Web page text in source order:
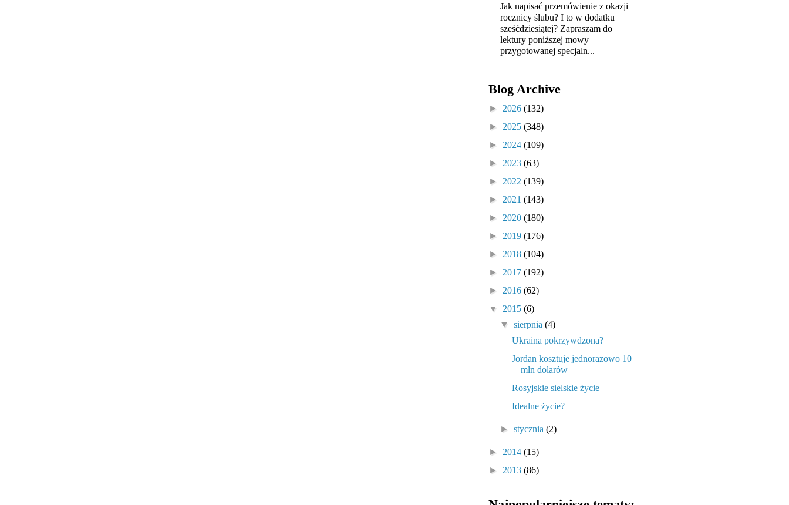
Jak napisać przemówienie z okazji
rocznicy ślubu? I to w dodatku
sześćdziesiątej? Zapraszam do
lektury poniższej mowy
przygotowanej specjaln...
Blog Archive
► 2026 (132)
► 2025 (348)
► 2024 (109)
► 2023 (63)
► 2022 (139)
► 2021 (143)
► 2020 (180)
► 2019 (176)
► 2018 (104)
► 2017 (192)
► 2016 (62)
▼ 2015 (6)
▼sierpnia(4)
Ukraina pokrzywdzona?
Jordan kosztuje jednorazowo 10
mln dolarów
Rosyjskie sielskie życie
Idealne życie?
►stycznia(2)
► 2014 (15)
► 2013 (86)